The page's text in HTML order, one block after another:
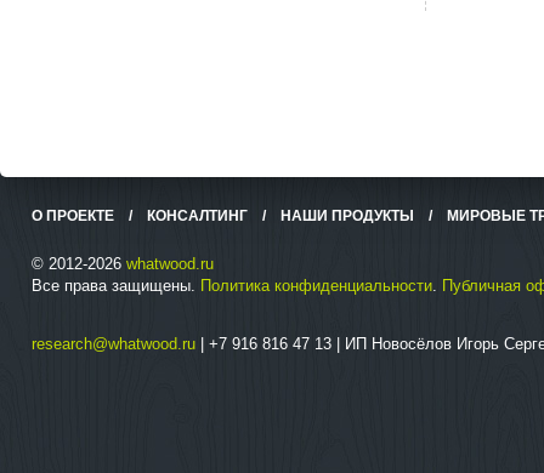
О ПРОЕКТЕ / КОНСАЛТИНГ / НАШИ ПРОДУКТЫ / МИРОВЫЕ
© 2012-2026 whatwood.ru
Все права защищены. Политика конфиденциальности. Публичная
research@whatwood.ru | +7 916 816 47 13 | ИП Новосёлов Игорь